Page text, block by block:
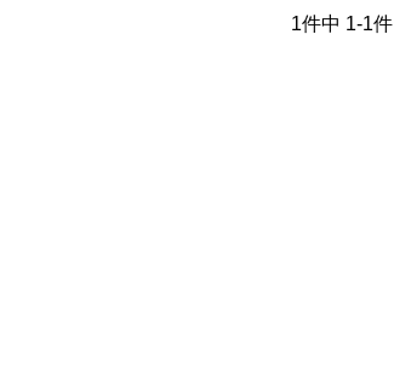
1件中 1-1件